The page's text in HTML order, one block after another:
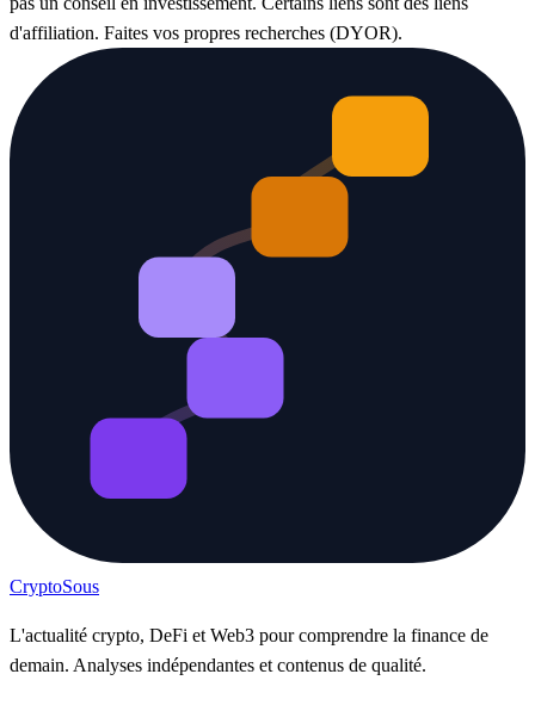
d'affiliation. Faites vos propres recherches (DYOR).
CryptoSous
L'actualité crypto, DeFi et Web3 pour comprendre la finance de
demain. Analyses indépendantes et contenus de qualité.